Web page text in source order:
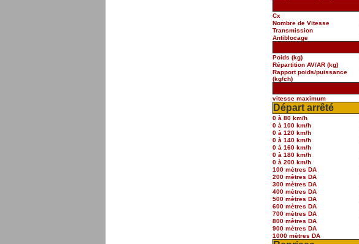
Cx
Nombre de Vitesse
Transmission
Antiblocage
Poids (kg)
Répartition AV/AR (kg)
Rapport poids/puissance
(kg/ch)
vitesse maximum
Départ arrêté
0 à 80 km/h
0 à 100 km/h
0 à 120 km/h
0 à 140 km/h
0 à 160 km/h
0 à 180 km/h
0 à 200 km/h
100 mètres DA
200 mètres DA
300 mètres DA
400 mètres DA
500 mètres DA
600 mètres DA
700 mètres DA
800 mètres DA
900 mètres DA
1000 mètres DA